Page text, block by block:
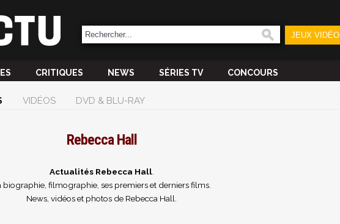
JEUX VIDÉO
CRITIQUES NEWS SÉRIES TV CONCOURS
VIDÉOS DVD & BLU-RAY
Rebecca Hall
Actualités Rebecca Hall.
biographie, filmographie, ses premiers et derniers films.
News, vidéos et photos de Rebecca Hall.